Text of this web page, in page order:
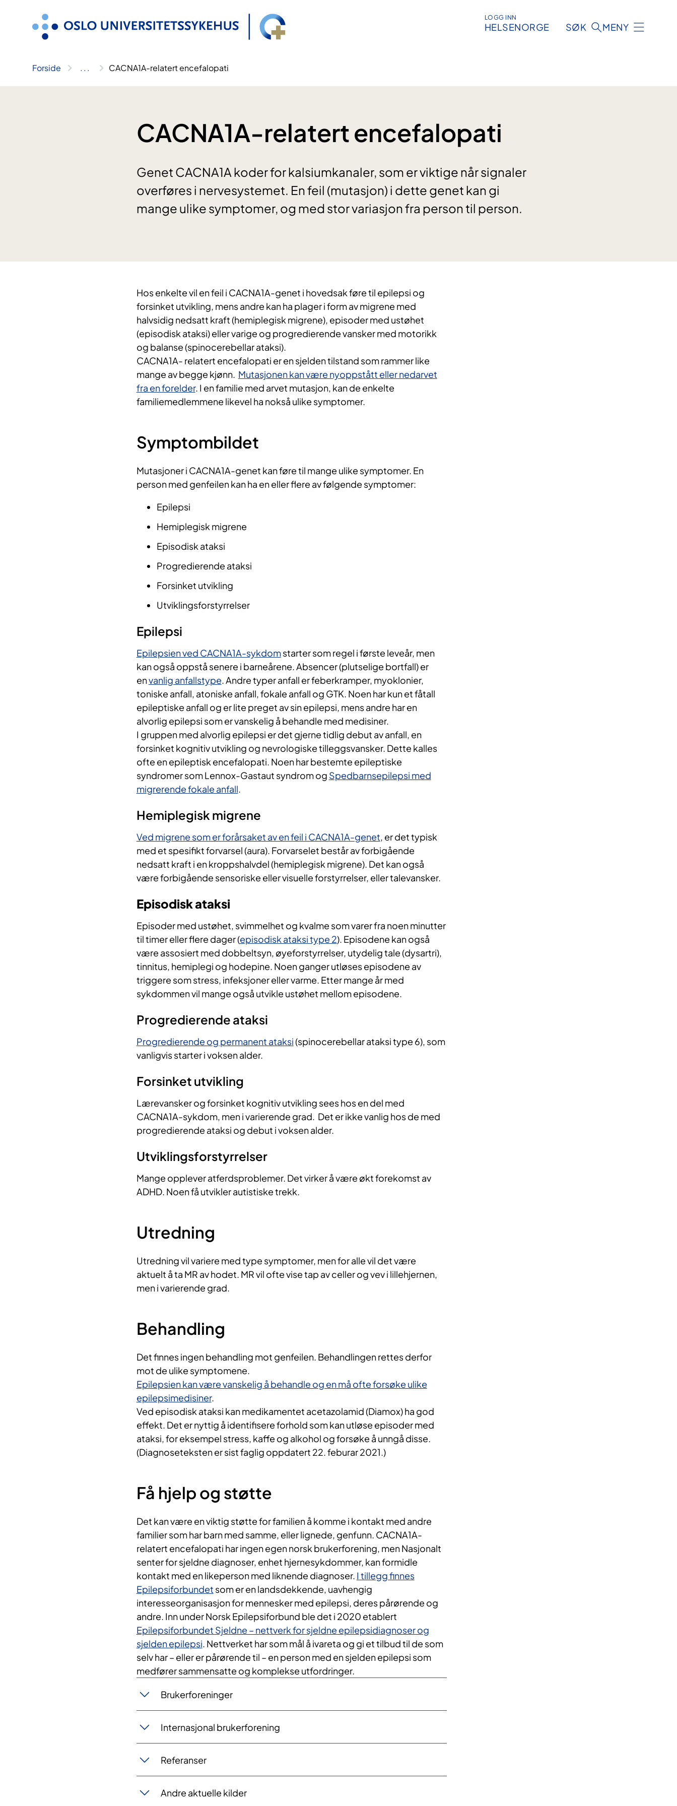
LOGG INN
HELSENORGE SØK MENY
Forside .. . CACNA1A-relatert encefalopati
CACNA1A-relatert encefalopati
Genet CACNA1A koder for kalsiumkanaler, som er viktige når signaler
overføres i nervesystemet. En feil (mutasjon) i dette genet kan gi
mange ulike symptomer, og med stor variasjon fra person til person.
​Hos enkelte vil en feil i CACNA1A-genet i hovedsak føre til epilepsi og
forsinket utvikling, mens andre kan ha plager i form av migrene med
halvsidig nedsatt kraft (hemiplegisk migrene), episoder med ustøhet
(episodisk ataksi) eller varige og progredierende vansker med motorikk
og balanse (spinocerebellar ataksi).
CACNA1A- relatert encefalopati er en sjelden tilstand som rammer like
mange av begge kjønn. Mutasjonen kan være nyoppstått eller nedarvet
fra en forelder. I en familie med arvet mutasjon, kan de enkelte
familiemedlemmene likevel ha nokså ulike symptomer.
Symptombildet
Mutasjoner i CACNA1A-genet kan føre til mange ulike symptomer. En
person med genfeilen kan ha en eller flere av følgende symptomer:
Epilepsi
Hemiplegisk migrene
Episodisk ataksi
Progredierende ataksi
Forsinket utvikling
Utviklingsforstyrrelser
Epilepsi
Epilepsien ved CACNA1A-sykdomstarter som regel i første leveår, men
kan også oppstå senere i barneårene. Absencer (plutselige bortfall) er
envanlig anfallstype. Andre typer anfall er feberkramper, myoklonier,
toniske anfall, atoniske anfall, fokale anfall og GTK. Noen har kun et fåtall
epileptiske anfall og er lite preget av sin epilepsi, mens andre har en
alvorlig epilepsi som er vanskelig å behandle med medisiner.
I gruppen med alvorlig epilepsi er det gjerne tidlig debut av anfall, en
forsinket kognitiv utvikling og nevrologiske tilleggsvansker. Dette kalles
ofte en epileptisk encefalopati. Noen har bestemte epileptiske
syndromer som Lennox-Gastaut syndrom og Spedbarnsepilepsi med
migrerende fokale anfall.
Hemiplegisk migrene
Ved migrene som er forårsaket av en feil i CACNA1A-genet, er det typisk
med et spesifikt forvarsel (aura). Forvarselet består av forbigående
nedsatt kraft i en kroppshalvdel (hemiplegisk migrene). Det kan også
være forbigående sensoriske eller visuelle forstyrrelser, eller talevansker.
Episodisk ataksi
Episoder med ustøhet, svimmelhet og kvalme som varer fra noen minutter
til timer eller flere dager (episodisk ataksi type 2). Episodene kan også
være assosiert med dobbeltsyn, øyeforstyrrelser, utydelig tale (dysartri),
tinnitus, hemiplegi og hodepine. Noen ganger utløses episodene av
triggere som stress, infeksjoner eller varme. Etter mange år med
sykdommen vil mange også utvikle ustøhet mellom episodene.
Progredierende ataksi
Progredierende og permanent ataksi(spinocerebellar ataksi type 6), som
vanligvis starter i voksen alder.
Forsinket utvikling
Lærevansker og forsinket kognitiv utvikling sees hos en del med
CACNA1A-sykdom, men i varierende grad. Det er ikke vanlig hos de med
progredierende ataksi og debut i voksen alder.
Utviklingsforstyrrelser
Mange opplever atferdsproblemer. Det virker å være økt forekomst av
ADHD. Noen få utvikler autistiske trekk.
Utredning
Utredning vil variere med type symptomer, men for alle vil det være
aktuelt å ta MR av hodet. MR vil ofte vise tap av celler og vev i lillehjernen,
men i varierende grad.
Behandling
Det finnes ingen behandling mot genfeilen. Behandlingen rettes derfor
mot de ulike symptomene.
Epilepsien kan være vanskelig å behandle og en må ofte forsøke ulike
epilepsimedisiner.
Ved episodisk ataksi kan medikamentet acetazolamid (Diamox) ha god
effekt. Det er nyttig å identifisere forhold som kan utløse episoder med
ataksi, for eksempel stress, kaffe og alkohol og forsøke å unngå disse.
(Diagnoseteksten er sist faglig oppdatert 22. feburar 2021.)
Få hjelp og støtte
Det kan være en viktig støtte for familien å komme i kontakt med andre
familier som har barn med samme, eller lignede, genfunn. CACNA1A-
relatert encefalopati har ingen egen norsk brukerforening, men Nasjonalt
senter for sjeldne diagnoser, enhet hjernesykdommer, kan formidle
kontakt med en likeperson med liknende diagnoser. I tillegg finnes
Epilepsiforbundet som er en landsdekkende, uavhengig
interesseorganisasjon for mennesker med epilepsi, deres pårørende og
andre. Inn under Norsk Epilepsiforbund ble det i 2020 etablert
Epilepsiforbundet Sjeldne – nettverk for sjeldne epilepsidiagnoser og
sjelden epilepsi. Nettverket har som mål å ivareta og gi et tilbud til de som
selv har – eller er pårørende til – en person med en sjelden epilepsi som
medfører sammensatte og komplekse utfordringer.
Brukerforeninger
Internasjonal brukerforening
Referanser
Andre aktuelle kilder